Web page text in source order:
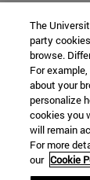
The
party
browse.
For
about your
personalize
cookies you
will remain
For more
our Cookie